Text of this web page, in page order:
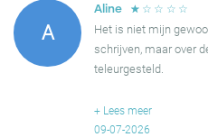
Af en toe merken bezoekers op
ingang of het begrijpen van het
aandacht kan vereisen.
Over het geheel genomen wordt
A
Aline ☆ ☆ ☆ ☆ ☆
Het is niet mijn
schrijven, maar over
teleurgesteld.
We hadden vooraf
€10. Bij aankomst
+ Lees meer
09-07-2026